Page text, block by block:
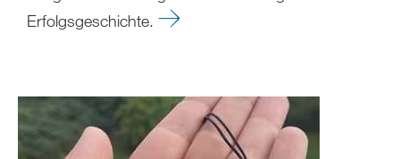
Erfolgsgeschichte.